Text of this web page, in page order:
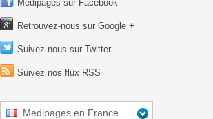
Medipages sur Facebook
Retrouvez-nous sur Google +
Suivez-nous sur Twitter
Suivez nos flux RSS
Medipages en France